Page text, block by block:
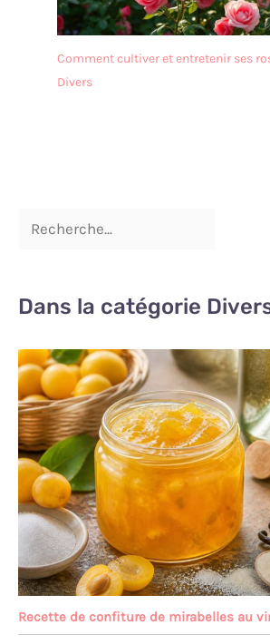
de vie, il est
de ne pas le
nettoyage, il
Comment cultiver et entretenir ses
Divers
Dans la catégorie
Recette de confiture de mirabelles au